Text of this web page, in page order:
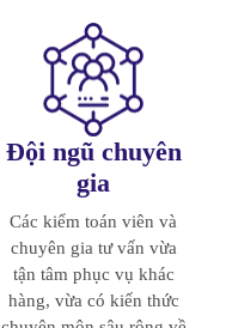
Đội ngũ chuyên
gia
Các kiểm toán viên và
chuyên gia tư vấn vừa
tận tâm phục vụ khác
hàng, vừa có kiến thức